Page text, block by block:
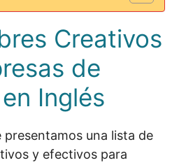
Creativos
de
Inglés
una lista de
y efectivos para